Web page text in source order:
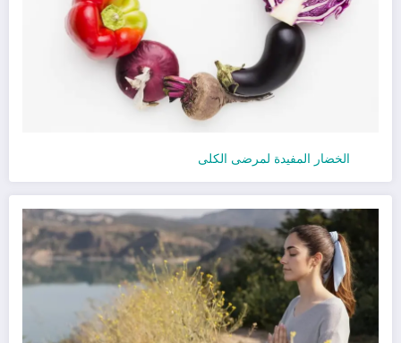
الخضار المفيدة لمرضى الكلى